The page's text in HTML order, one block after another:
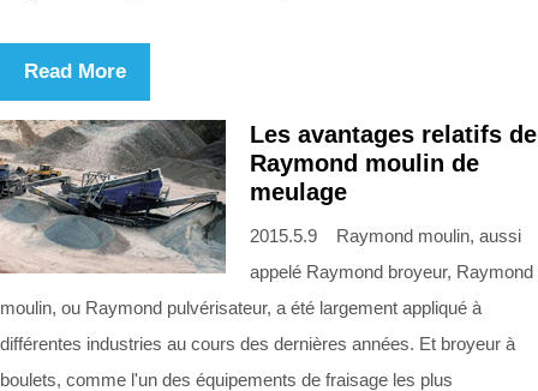
Read More
Les avantages relatifs de
Raymond moulin de
meulage
2015.5.9 Raymond moulin, aussi
appelé Raymond broyeur, Raymond
moulin, ou Raymond pulvérisateur, a été largement appliqué à
différentes industries au cours des dernières années. Et broyeur à
boulets, comme l'un des équipements de fraisage les plus